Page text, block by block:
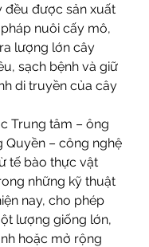
đều được sản xuất
nuôi cấy mô,
lượng lớn cây
sạch bệnh và giữ
di truyền của cây
Trung tâm – ông
Quyền – công nghệ
tế bào thực vật
những kỹ thuật
nay, cho phép
lượng giống lớn,
hoặc mở rộng